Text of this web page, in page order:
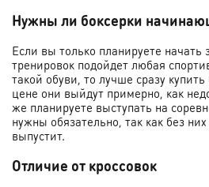
Нужны ли боксерки
Если вы только планируете начать
тренировок подойдет любая
такой обуви, то лучше сразу купить
цене они выйдут примерно, как
же планируете выступать на
нужны обязательно, так как без
выпустит.
Отличие от кроссовок